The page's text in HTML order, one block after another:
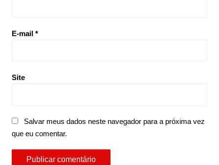
E-mail *
Site
Salvar meus dados neste navegador para a próxima vez
que eu comentar.